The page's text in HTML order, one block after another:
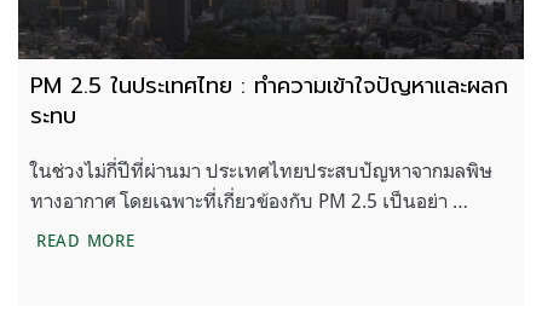
PM 2.5 ในประเทศไทย : ทำความเข้าใจปัญหาและผลก
ระทบ
ในช่วงไม่กี่ปีที่ผ่านมา ประเทศไทยประสบปัญหาจากมลพิษ
ทางอากาศ โดยเฉพาะที่เกี่ยวข้องกับ PM 2.5 เป็นอย่า …
READ MOREPM 2.5 ในประเทศไทย : ทำความเข้าใจปัญหาและผ